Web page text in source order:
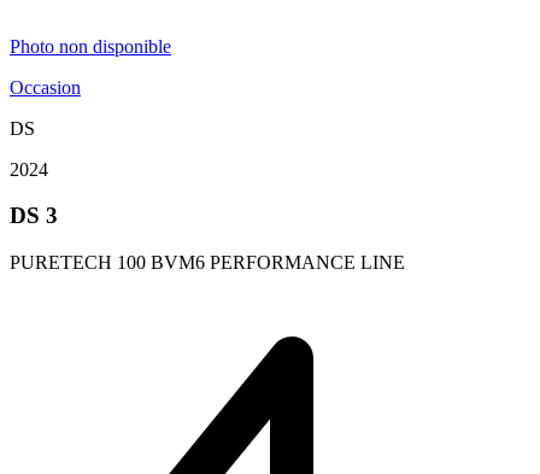
Photo non disponible
Occasion
DS
2024
DS 3
PURETECH 100 BVM6 PERFORMANCE LINE